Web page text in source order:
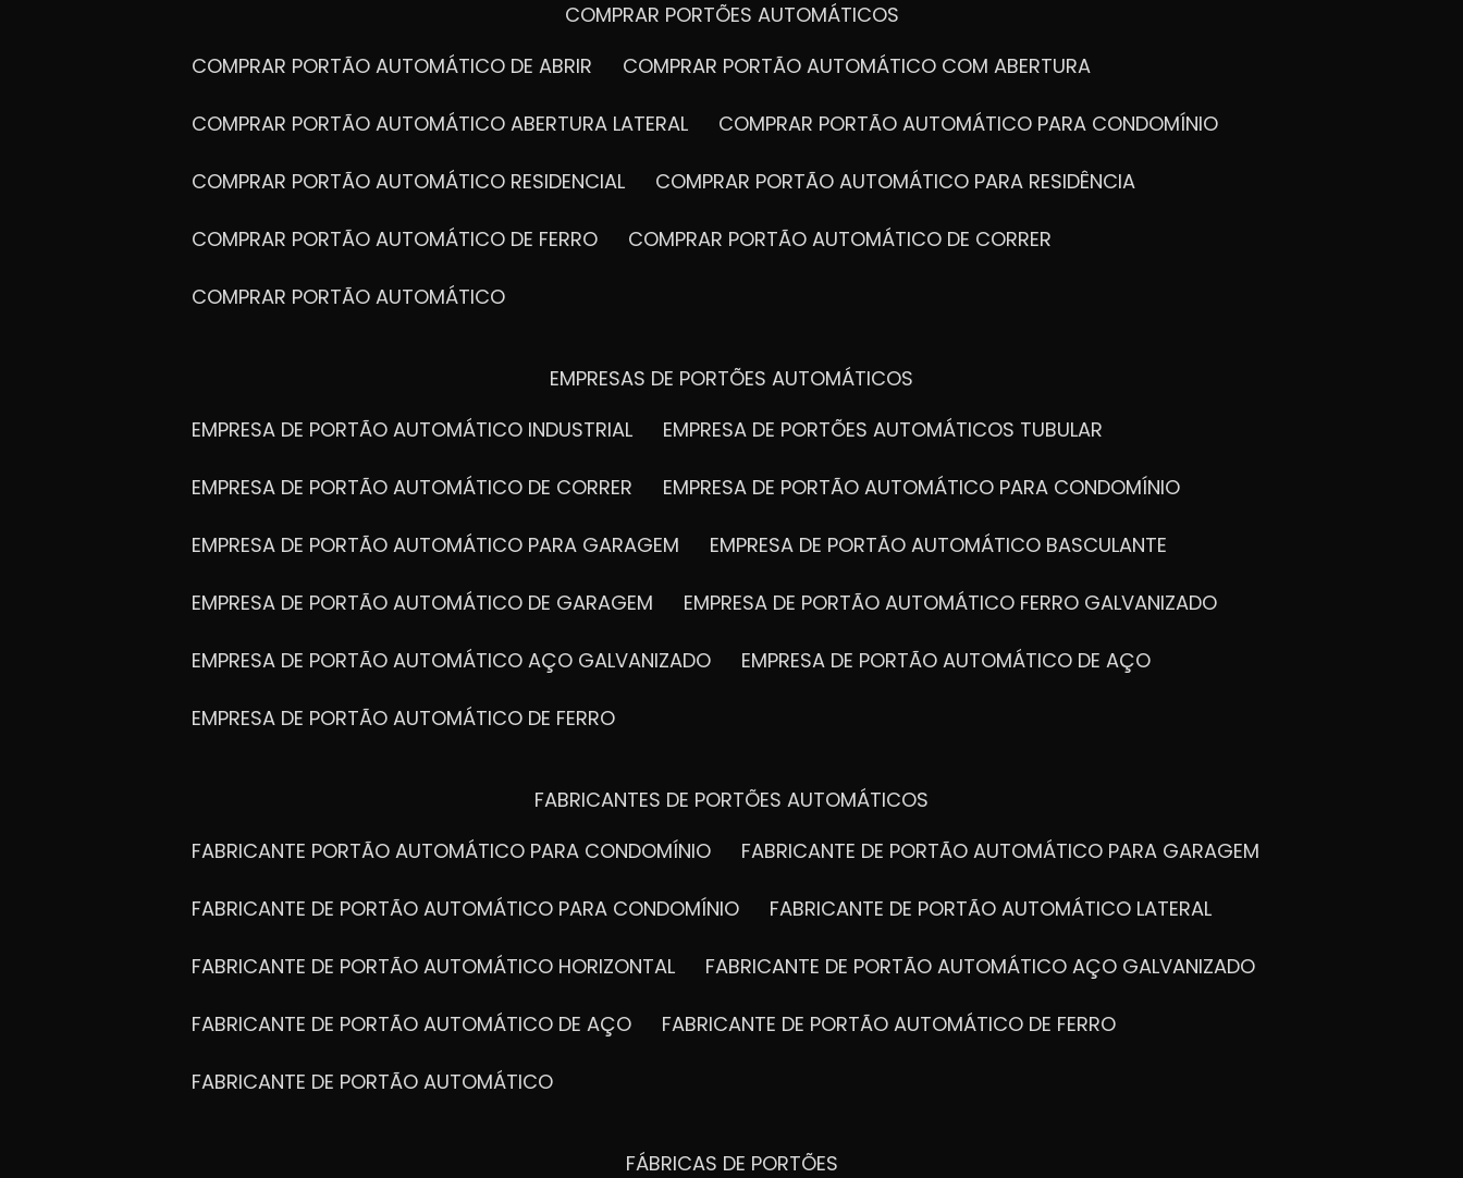
COMPRAR PORTÕES AUTOMÁTICOS
COMPRAR PORTÃO AUTOMÁTICO DE ABRIR
COMPRAR PORTÃO AUTOMÁTICO COM ABERTURA
COMPRAR PORTÃO AUTOMÁTICO ABERTURA LATERAL COMPRAR PORTÃO AUTOMÁTICO PARA CONDOMÍNIO
COMPRAR PORTÃO AUTOMÁTICO RESIDENCIAL COMPRAR PORTÃO AUTOMÁTICO PARA RESIDÊNCIA
COMPRAR PORTÃO AUTOMÁTICO DE FERRO COMPRAR PORTÃO AUTOMÁTICO DE CORRER
COMPRAR PORTÃO AUTOMÁTICO
EMPRESAS DE PORTÕES AUTOMÁTICOS
EMPRESA DE PORTÃO AUTOMÁTICO INDUSTRIAL
EMPRESA DE PORTÕES AUTOMÁTICOS TUBULAR
EMPRESA DE PORTÃO AUTOMÁTICO DE CORRER EMPRESA DE PORTÃO AUTOMÁTICO PARA CONDOMÍNIO
EMPRESA DE PORTÃO AUTOMÁTICO PARA GARAGEM EMPRESA DE PORTÃO AUTOMÁTICO BASCULANTE
EMPRESA DE PORTÃO AUTOMÁTICO DE GARAGEM EMPRESA DE PORTÃO AUTOMÁTICO FERRO GALVANIZADO
EMPRESA DE PORTÃO AUTOMÁTICO AÇO GALVANIZADO EMPRESA DE PORTÃO AUTOMÁTICO DE AÇO
EMPRESA DE PORTÃO AUTOMÁTICO DE FERRO
FABRICANTES DE PORTÕES AUTOMÁTICOS
FABRICANTE PORTÃO AUTOMÁTICO PARA CONDOMÍNIO
FABRICANTE DE PORTÃO AUTOMÁTICO PARA GARAGEM
FABRICANTE DE PORTÃO AUTOMÁTICO PARA CONDOMÍNIO FABRICANTE DE PORTÃO AUTOMÁTICO LATERAL
FABRICANTE DE PORTÃO AUTOMÁTICO HORIZONTAL FABRICANTE DE PORTÃO AUTOMÁTICO AÇO GALVANIZADO
FABRICANTE DE PORTÃO AUTOMÁTICO DE AÇO FABRICANTE DE PORTÃO AUTOMÁTICO DE FERRO
FABRICANTE DE PORTÃO AUTOMÁTICO
FÁBRICAS DE PORTÕES